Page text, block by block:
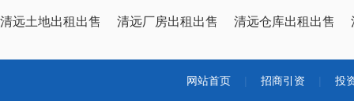
清远土地出租出售 清远厂房出租出售 清远仓库出租出售
网站首页 招商引资 投